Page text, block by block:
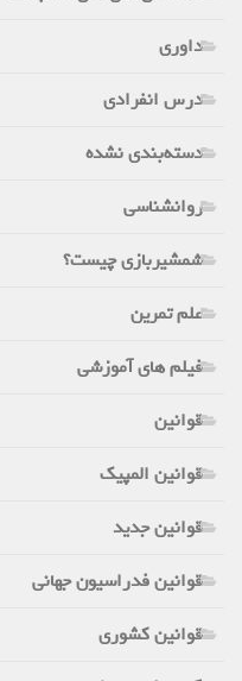
داوری
درس انفرادی
دسته‌بندی نشده
روانشناسی
شمشیربازی چیست؟
علم تمرین
فیلم های آموزشی
قوانین
قوانین المپیک
قوانین جدید
قوانین فدراسیون جهانی
قوانین کشوری